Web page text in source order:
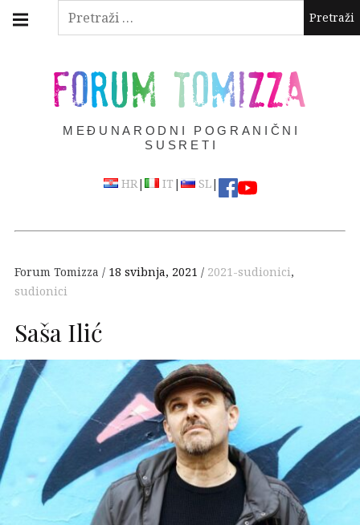
Pretraži:
Skip
FORUM TOMIZZA
MEĐUNARODNI POGRANIČNI
SUSRETI
HR| IT | SL|
navigation
Forum Tomizza 18 svibnja, 2021 2021-sudionici,
sudionici
Saša Ilić